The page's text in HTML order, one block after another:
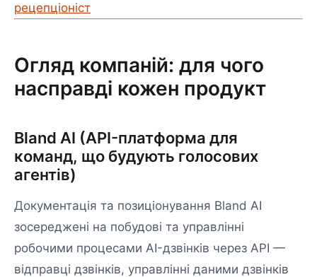
рецепціоніст
Огляд компаній: для чого
насправді кожен продукт
Bland AI (API-платформа для
команд, що будують голосових
агентів)
Документація та позиціонування Bland AI
зосереджені на побудові та управлінні
робочими процесами AI-дзвінків через API —
відправці дзвінків, управлінні даними дзвінків